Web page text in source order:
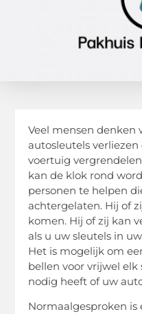
Veel mensen denken
autosleutels
voertuig
kan de klok rond
personen te helpen
achtergelaten. Hij of
komen. Hij of zij kan
als u uw sleutels in
Het is mogelijk om
bellen voor vrijwel
nodig heeft of uw
Normaalgesproken